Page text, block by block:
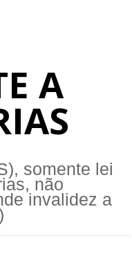
A
somente lei
não
invalidez a